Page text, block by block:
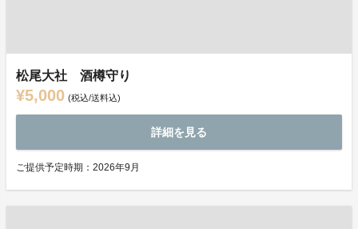
松尾大社 酒樽守り
¥5,000 (税込/送料込)
詳細を見る
ご提供予定時期：2026年9月